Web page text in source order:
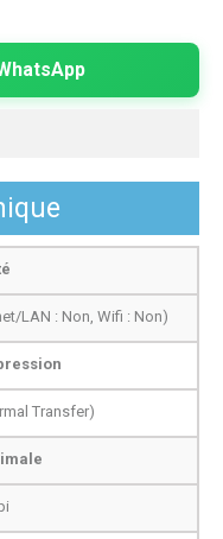
LAN : Non, Wifi : Non)
Transfer)